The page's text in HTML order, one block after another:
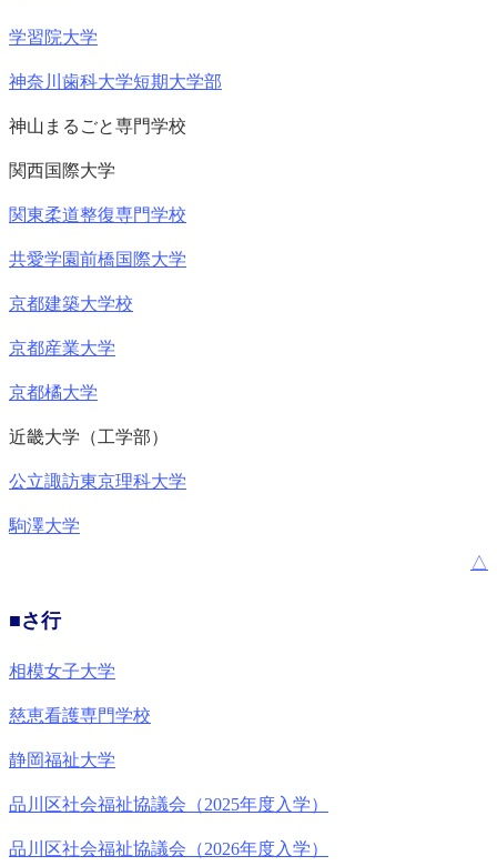
学習院大学
神奈川歯科大学短期大学部
神山まるごと専門学校
関西国際大学
関東柔道整復専門学校
共愛学園前橋国際大学
京都建築大学校
京都産業大学
京都橘大学
近畿大学（工学部）
公立諏訪東京理科大学
駒澤大学
△
■さ行
相模女子大学
慈恵看護専門学校
静岡福祉大学
品川区社会福祉協議会（2025年度入学）
品川区社会福祉協議会（2026年度入学）